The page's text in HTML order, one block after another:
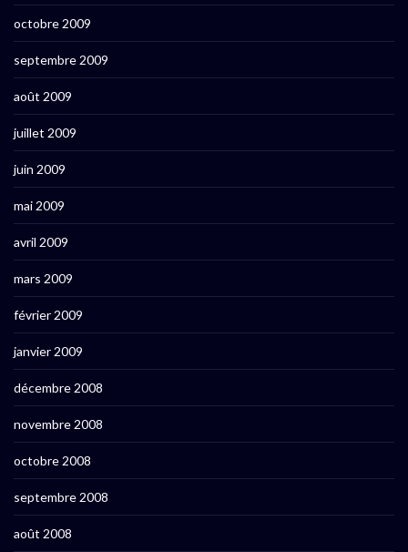
octobre 2009
septembre 2009
août 2009
juillet 2009
juin 2009
mai 2009
avril 2009
mars 2009
février 2009
janvier 2009
décembre 2008
novembre 2008
octobre 2008
septembre 2008
août 2008